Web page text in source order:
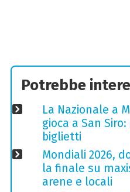
Potrebbe
La Nazionale a
gioca a San
biglietti
Mondiali 2026,
la finale su
arene e locali